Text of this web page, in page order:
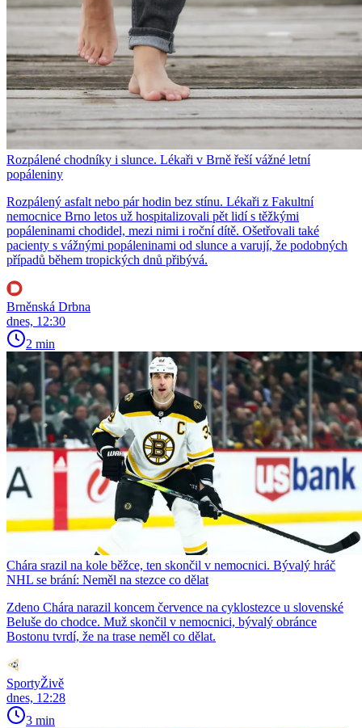
Rozpálené chodníky i slunce. Lékaři v Brně řeší vážné letní
popáleniny
Rozpálený asfalt nebo pár hodin bez stínu. Lékaři z Fakultní
nemocnice Brno letos už hospitalizovali pět lidí s těžkými
popáleninami chodidel, mezi nimi i roční dítě. Ošetřovali také
pacienty s vážnými popáleninami od slunce a varují, že podobných
případů během tropických dnů přibývá.
Brněnská Drbna
dnes, 12:30
2 min
Chára srazil na kole běžce, ten skončil v nemocnici. Bývalý hráč
NHL se brání: Neměl na stezce co dělat
Zdeno Chára narazil koncem července na cyklostezce u slovenské
Beluše do chodce. Muž skončil v nemocnici, bývalý obránce
Bostonu tvrdí, že na trase neměl co dělat.
SportyŽivě
dnes, 12:28
3 min